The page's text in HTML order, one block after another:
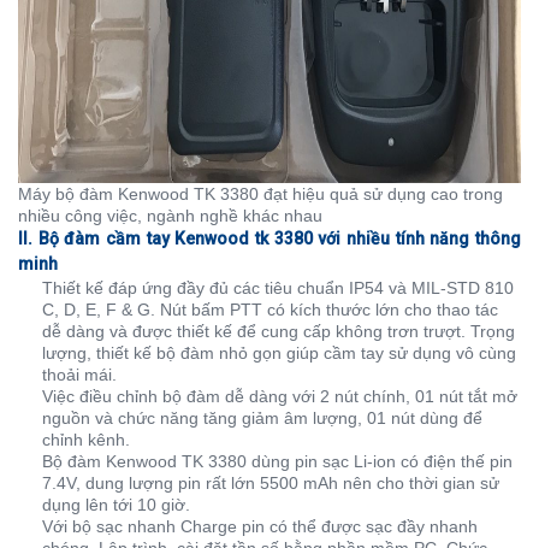
Máy bộ đàm Kenwood TK 3380 đạt hiệu quả sử dụng cao trong
nhiều công việc, ngành nghề khác nhau
II. Bộ đàm cầm tay Kenwood tk 3380 với nhiều tính năng thông
minh
Thiết kế đáp ứng đầy đủ các tiêu chuẩn IP54 và MIL-STD 810
C, D, E, F & G. Nút bấm PTT có kích thước lớn cho thao tác
dễ dàng và được thiết kế để cung cấp không trơn trượt. Trọng
lượng, thiết kế bộ đàm nhỏ gọn giúp cầm tay sử dụng vô cùng
thoải mái.
Việc điều chỉnh bộ đàm dễ dàng với 2 nút chính, 01 nút tắt mở
nguồn và chức năng tăng giảm âm lượng, 01 nút dùng để
chỉnh kênh.
Bộ đàm Kenwood TK 3380 dùng pin sạc Li-ion có điện thế pin
7.4V, dung lượng pin rất lớn 5500 mAh nên cho thời gian sử
dụng lên tới 10 giờ.
Với bộ sạc nhanh Charge pin có thể được sạc đầy nhanh